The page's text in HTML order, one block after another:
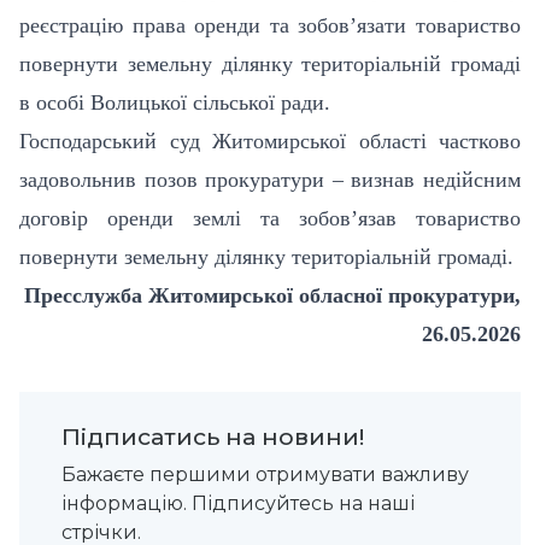
реєстрацію права оренди та зобов’язати товариство
повернути земельну ділянку територіальній громаді
в особі Волицької сільської ради.
Господарський суд Житомирської області частково
задовольнив позов прокуратури – визнав недійсним
договір оренди землі та зобов’язав товариство
повернути земельну ділянку територіальній громаді.
Пресслужба Житомирської обласної прокуратури,
26.05.2026
Підписатись на новини!
Бажаєте першими отримувати важливу
інформацію. Підписуйтесь на наші
стрічки.